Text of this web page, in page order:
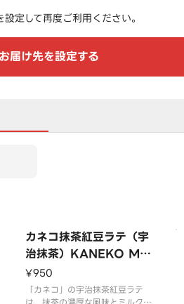
定して再度ご利用ください。
お届け先を設定する
カネコ抹茶紅豆ラテ（宇
治抹茶）KANEKO Mat
cha red bean Latte
¥950
「カネコ」の宇治抹茶紅豆ラテ